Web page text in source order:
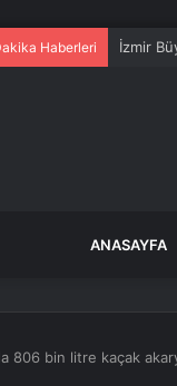
Haberleri İzmir
ANASAYFA
806 bin litre kaçak